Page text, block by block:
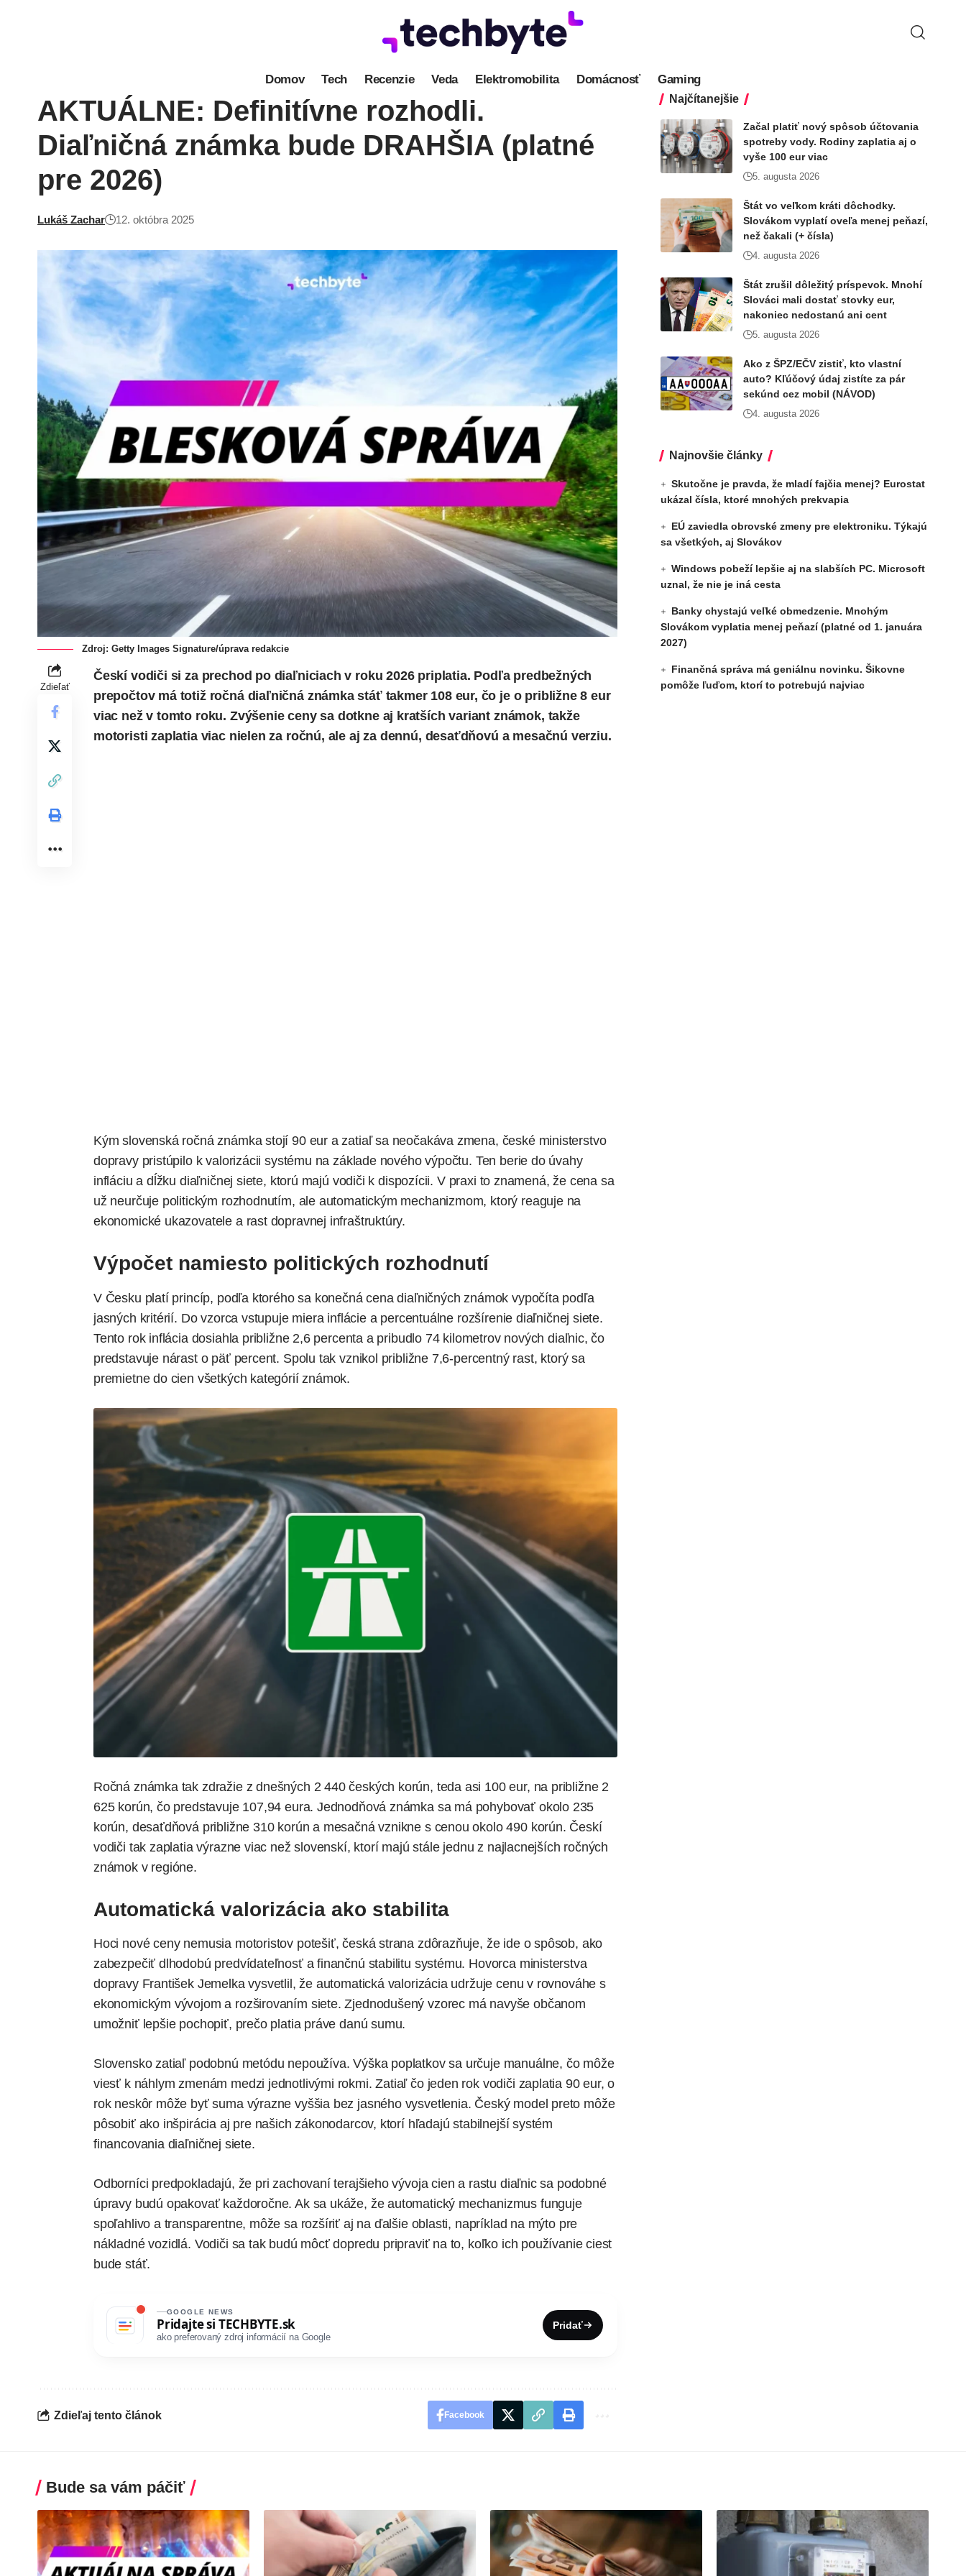
Domov Tech Recenzie Veda Elektromobilita Domácnosť Gaming
AKTUÁLNE: Definitívne rozhodli.
Diaľničná známka bude DRAHŠIA (platné
pre 2026)
Lukáš Zachar 12. októbra 2025
Zdroj: Getty Images Signature/úprava redakcie
Zdieľať
Českí vodiči si za prechod po diaľniciach v roku 2026 priplatia. Podľa predbežných
prepočtov má totiž ročná diaľničná známka stáť takmer 108 eur, čo je o približne 8 eur
viac než v tomto roku. Zvýšenie ceny sa dotkne aj kratších variant známok, takže
motoristi zaplatia viac nielen za ročnú, ale aj za dennú, desaťdňovú a mesačnú verziu.
Kým slovenská ročná známka stojí 90 eur a zatiaľ sa neočakáva zmena, české ministerstvo
dopravy pristúpilo k valorizácii systému na základe nového výpočtu. Ten berie do úvahy
infláciu a dĺžku diaľničnej siete, ktorú majú vodiči k dispozícii. V praxi to znamená, že cena sa
už neurčuje politickým rozhodnutím, ale automatickým mechanizmom, ktorý reaguje na
ekonomické ukazovatele a rast dopravnej infraštruktúry.
Výpočet namiesto politických rozhodnutí
V Česku platí princíp, podľa ktorého sa konečná cena diaľničných známok vypočíta podľa
jasných kritérií. Do vzorca vstupuje miera inflácie a percentuálne rozšírenie diaľničnej siete.
Tento rok inflácia dosiahla približne 2,6 percenta a pribudlo 74 kilometrov nových diaľnic, čo
predstavuje nárast o päť percent. Spolu tak vznikol približne 7,6‑percentný rast, ktorý sa
premietne do cien všetkých kategórií známok.
Ročná známka tak zdražie z dnešných 2 440 českých korún, teda asi 100 eur, na približne 2
625 korún, čo predstavuje 107,94 eura. Jednodňová známka sa má pohybovať okolo 235
korún, desaťdňová približne 310 korún a mesačná vznikne s cenou okolo 490 korún. Českí
vodiči tak zaplatia výrazne viac než slovenskí, ktorí majú stále jednu z najlacnejších ročných
známok v regióne.
Automatická valorizácia ako stabilita
Hoci nové ceny nemusia motoristov potešiť, česká strana zdôrazňuje, že ide o spôsob, ako
zabezpečiť dlhodobú predvídateľnosť a finančnú stabilitu systému. Hovorca ministerstva
dopravy František Jemelka vysvetlil, že automatická valorizácia udržuje cenu v rovnováhe s
ekonomickým vývojom a rozširovaním siete. Zjednodušený vzorec má navyše občanom
umožniť lepšie pochopiť, prečo platia práve danú sumu.
Slovensko zatiaľ podobnú metódu nepoužíva. Výška poplatkov sa určuje manuálne, čo môže
viesť k náhlym zmenám medzi jednotlivými rokmi. Zatiaľ čo jeden rok vodiči zaplatia 90 eur, o
rok neskôr môže byť suma výrazne vyššia bez jasného vysvetlenia. Český model preto môže
pôsobiť ako inšpirácia aj pre našich zákonodarcov, ktorí hľadajú stabilnejší systém
financovania diaľničnej siete.
Odborníci predpokladajú, že pri zachovaní terajšieho vývoja cien a rastu diaľnic sa podobné
úpravy budú opakovať každoročne. Ak sa ukáže, že automatický mechanizmus funguje
spoľahlivo a transparentne, môže sa rozšíriť aj na ďalšie oblasti, napríklad na mýto pre
nákladné vozidlá. Vodiči sa tak budú môcť dopredu pripraviť na to, koľko ich používanie ciest
bude stáť.
GOOGLE NEWS
Pridajte si TECHBYTE.sk
ako preferovaný zdroj informácií na Google
Pridať
Zdieľaj tento článok Facebook
Najčítanejšie
Začal platiť nový spôsob účtovania
spotreby vody. Rodiny zaplatia aj o
vyše 100 eur viac
5. augusta 2026
Štát vo veľkom kráti dôchodky.
Slovákom vyplatí oveľa menej peňazí,
než čakali (+ čísla)
4. augusta 2026
Štát zrušil dôležitý príspevok. Mnohí
Slováci mali dostať stovky eur,
nakoniec nedostanú ani cent
5. augusta 2026
Ako z ŠPZ/EČV zistiť, kto vlastní
auto? Kľúčový údaj zistíte za pár
sekúnd cez mobil (NÁVOD)
4. augusta 2026
Najnovšie články
Skutočne je pravda, že mladí fajčia menej? Eurostat
ukázal čísla, ktoré mnohých prekvapia
EÚ zaviedla obrovské zmeny pre elektroniku. Týkajú
sa všetkých, aj Slovákov
Windows pobeží lepšie aj na slabších PC. Microsoft
uznal, že nie je iná cesta
Banky chystajú veľké obmedzenie. Mnohým
Slovákom vyplatia menej peňazí (platné od 1. januára
2027)
Finančná správa má geniálnu novinku. Šikovne
pomôže ľuďom, ktorí to potrebujú najviac
Bude sa vám páčiť